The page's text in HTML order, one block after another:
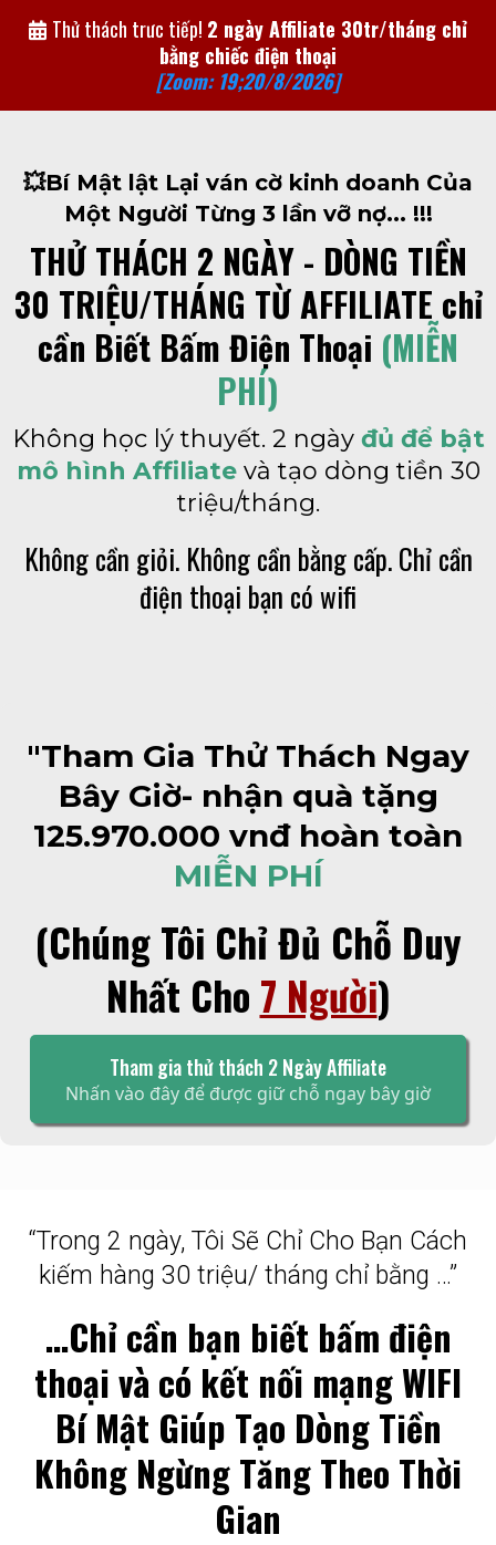
Thử thách trưc tiếp! 2 ngày Affiliate 30tr/tháng chỉ
bằng chiếc điện thoại
[Zoom: 19;20/8/2026]
💥Bí Mật lật Lại ván cờ kinh doanh Của
Một Người Từng 3 lần vỡ nợ... !!!
THỬ THÁCH 2 NGÀY - DÒNG TIỀN
30 TRIỆU/THÁNG TỪ AFFILIATE chỉ
cần Biết Bấm Điện Thoại (MIỄN
PHÍ)
Không học lý thuyết. 2 ngày đủ để bật
mô hình Affiliatevà tạo dòng tiền 30
triệu/tháng.
Không cần giỏi. Không cần bằng cấp. Chỉ cần
điện thoại bạn có wifi
"Tham Gia Thử Thách Ngay
Bây Giờ- nhận quà tặng
125.970.000 vnđ hoàn toàn
MIỄN PHÍ
(Chúng Tôi Chỉ Đủ Chỗ Duy
Nhất Cho 7 Người)
Tham gia thử thách 2 Ngày Affiliate
Nhấn vào đây để được giữ chỗ ngay bây giờ
“Trong 2 ngày, Tôi Sẽ Chỉ Cho Bạn Cách
kiếm hàng 30 triệu/ tháng chỉ bằng …”
…Chỉ cần bạn biết bấm điện
thoại và có kết nối mạng WIFI
Bí Mật Giúp Tạo Dòng Tiền
Không Ngừng Tăng Theo Thời
Gian